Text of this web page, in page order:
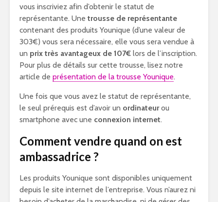
vous inscriviez afin d’obtenir le statut de
représentante. Une trousse de représentante
contenant des produits Younique (d’une valeur de
303€) vous sera nécessaire, elle vous sera vendue à
un prix très avantageux de 107€ lors de l’inscription.
Pour plus de détails sur cette trousse, lisez notre
article de présentation de la trousse Younique.
Une fois que vous avez le statut de représentante,
le seul prérequis est d’avoir un ordinateurou
smartphone avec une connexion internet.
Comment vendre quand on est
ambassadrice ?
Les produits Younique sont disponibles uniquement
depuis le site internet de l’entreprise. Vous n’aurez ni